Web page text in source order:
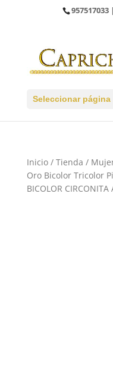
957517033
Seleccionar página
Inicio/ Tienda /
Oro Bicolor Tricolor
BICOLOR